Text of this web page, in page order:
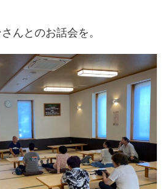
んとのお話会を。